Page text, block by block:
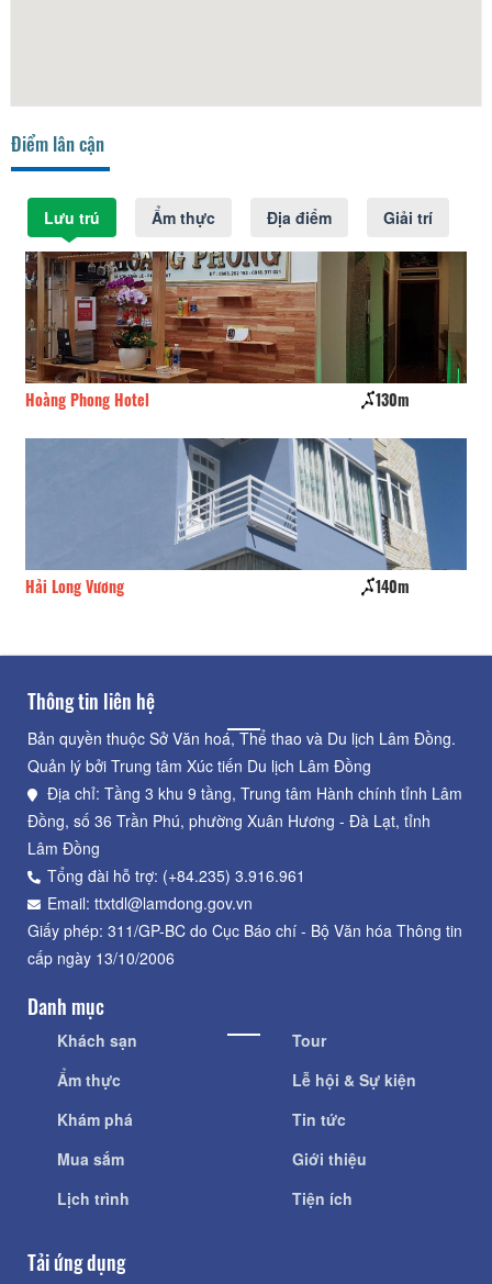
Điểm lân cận
Lưu trú Ẩm thực Địa điểm Giải trí
Hoàng Phong Hotel 130m
Hải Long Vương 140m
Thông tin liên hệ
Bản quyền thuộc Sở Văn hoá, Thể thao và Du lịch Lâm Đồng.
Quản lý bởi Trung tâm Xúc tiến Du lịch Lâm Đồng
Địa chỉ: Tầng 3 khu 9 tầng, Trung tâm Hành chính tỉnh Lâm
Đồng, số 36 Trần Phú, phường Xuân Hương - Đà Lạt, tỉnh
Lâm Đồng
Tổng đài hỗ trợ: (+84.235) 3.916.961
Email: ttxtdl@lamdong.gov.vn
Giấy phép: 311/GP-BC do Cục Báo chí - Bộ Văn hóa Thông tin
cấp ngày 13/10/2006
Danh mục
Khách sạn
Ẩm thực
Khám phá
Mua sắm
Lịch trình
Tour
Lễ hội & Sự kiện
Tin tức
Giới thiệu
Tiện ích
Tải ứng dụng